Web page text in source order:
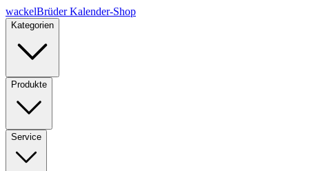
wackelBrüder Kalender-Shop
Kategorien
Produkte
Service